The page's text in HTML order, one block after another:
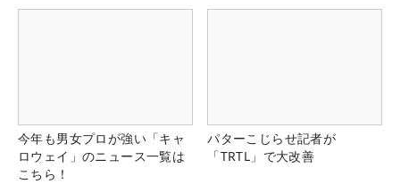
今年も男女プロが強い「キャ
ロウェイ」のニュース一覧は
こちら！
パターこじらせ記者が
「TRTL」で大改善